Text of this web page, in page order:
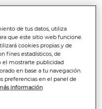
de tus datos, utiliza
que este sitio web funcione.
cookies propias y de
fines estadísticos, de
el mostrarte publicidad
en base a tu navegación.
preferencias en el panel de
información